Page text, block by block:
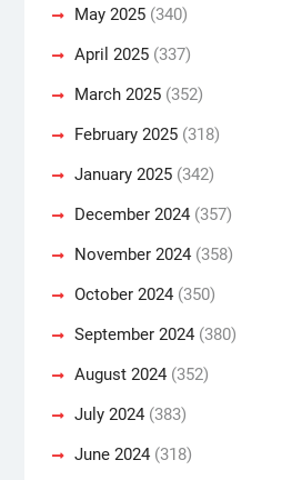
May 2025(340)
April 2025(337)
March 2025(352)
February 2025(318)
January 2025(342)
December 2024(357)
November 2024(358)
October 2024(350)
September 2024(380)
August 2024(352)
July 2024(383)
June 2024(318)